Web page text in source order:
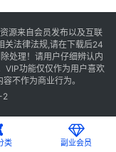
源来自会员发布以及互联
关法律法规,请在下载后24
处理！请用户仔细辨认内
VIP功能仅仅作为用户喜欢
不作为商业行为。
2
类 副业会员